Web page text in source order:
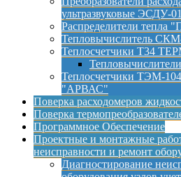
ультразвуковые ЭСДУ-01
Распределители тепла
Тепловычислитель
Теплосчетчики Т34
Теплосчетчики ТЭМ-
"АРВАС"
Поверка расходомеров
Поверка
Программное Обеспечение
Проектные и монтажные
неисправности и ремонт
Диагностирование